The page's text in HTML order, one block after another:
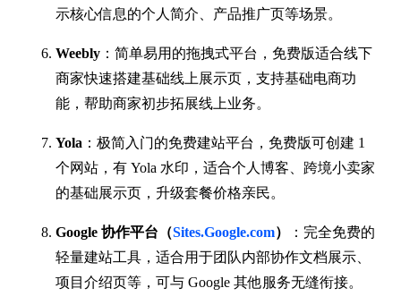
示核心信息的个人简介、产品推广页等场景。
Weebly ：简单易用的拖拽式平台，免费版适合线下
商家快速搭建基础线上展示页，支持基础电商功
能，帮助商家初步拓展线上业务。
Yola ：极简入门的免费建站平台，免费版可创建 1
个网站，有 Yola 水印，适合个人博客、跨境小卖家
的基础展示页，升级套餐价格亲民。
Google 协作平台（Sites.Google.com）
：完全免费的
轻量建站工具，适合用于团队内部协作文档展示、
项目介绍页等，可与 Google 其他服务无缝衔接。